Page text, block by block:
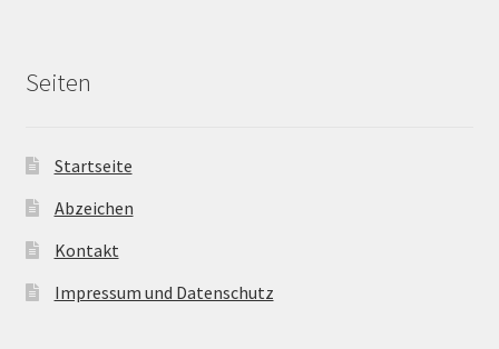
Seiten
Startseite
Abzeichen
Kontakt
Impressum und Datenschutz